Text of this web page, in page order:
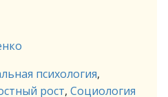
психология,
рост, Социология